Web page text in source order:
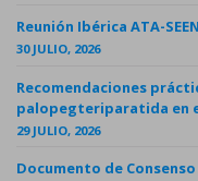
Reunión Ibérica ATA-
30 JULIO, 2026
Recomendaciones
palopegteriparatida en
29 JULIO, 2026
Documento de